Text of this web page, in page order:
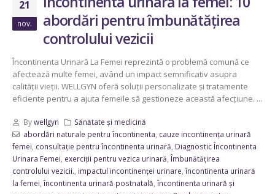
21
nov.
abordări pentru îmbunătățirea
controlului vezicii
Încontinenta Urinară La Femei reprezintă o problemă comună ce
afectează multe femei, având un impact semnificativ asupra
calității vieții. WELLGYN oferă soluții personalizate și tratamente
eficiente pentru a ajuta femeile să gestioneze această afecțiune. ...
Bywellgyn
Sănătate și medicină
abordări naturale pentru încontinenta cauze incontinența urinară
femei consultație pentru încontinenta urinară Diagnostic Încontinenta
Urinara Femei exerciții pentru vezica urinară ,Îmbunătățirea
controlului vezicii. impactul incontinenței urinare ,încontinenta urinară
la femei ,încontinenta urinară postnatală ,încontinenta urinară și